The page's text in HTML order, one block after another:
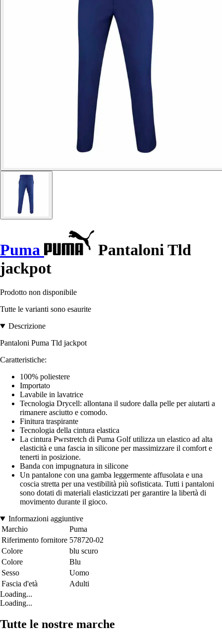
Puma
Pantaloni Tld
jackpot
Prodotto non disponibile
Tutte le varianti sono esaurite
Descrizione
Pantaloni Puma Tld jackpot
Caratteristiche:
100% poliestere
Importato
Lavabile in lavatrice
Tecnologia Drycell: allontana il sudore dalla pelle per aiutarti a
rimanere asciutto e comodo.
Finitura traspirante
Tecnologia della cintura elastica
La cintura Pwrstretch di Puma Golf utilizza un elastico ad alta
elasticità e una fascia in silicone per massimizzare il comfort e
tenerti in posizione.
Banda con impugnatura in silicone
Un pantalone con una gamba leggermente affusolata e una
coscia stretta per una vestibilità più sofisticata. Tutti i pantaloni
sono dotati di materiali elasticizzati per garantire la libertà di
movimento durante il gioco.
Informazioni aggiuntive
Marchio
Puma
Riferimento fornitore 578720-02
Colore
blu scuro
Colore
Blu
Sesso
Uomo
Fascia d'età
Adulti
Loading...
Loading...
Tutte le nostre marche